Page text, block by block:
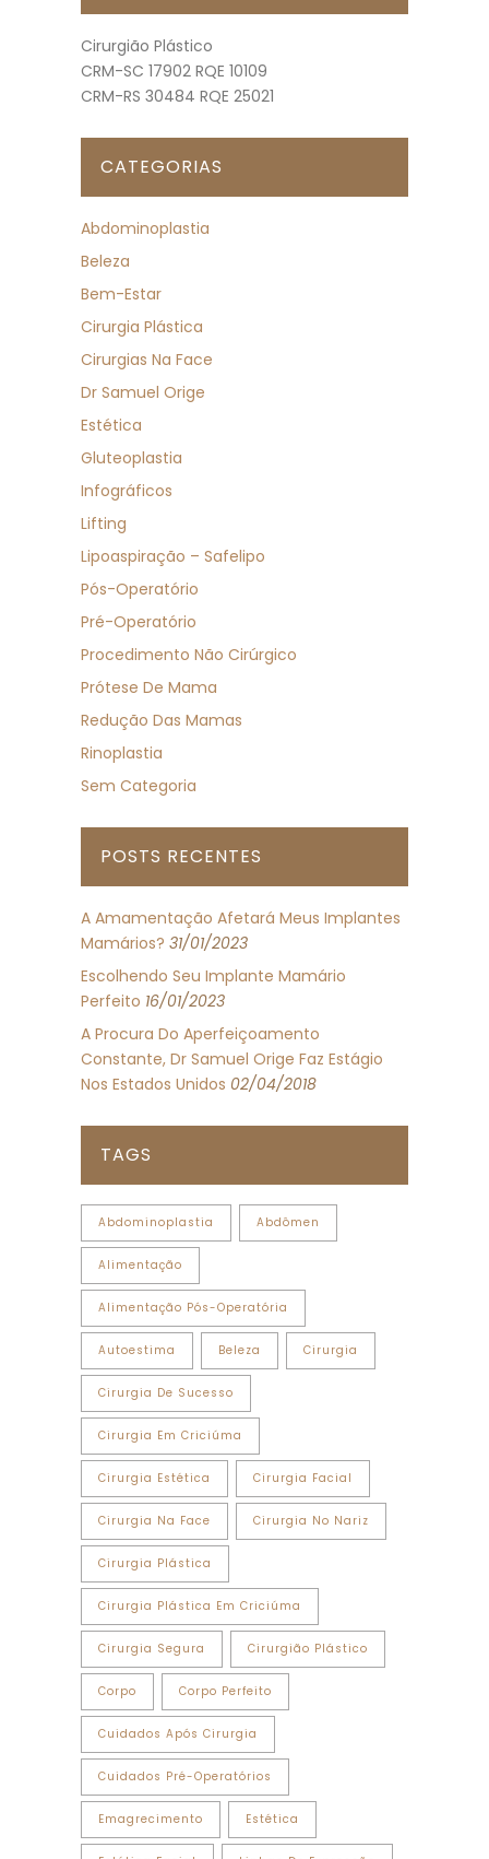
Cirurgião Plástico
CRM-SC 17902 RQE 10109
CRM-RS 30484 RQE 25021
CATEGORIAS
Abdominoplastia
Beleza
Bem-Estar
Cirurgia Plástica
Cirurgias Na Face
Dr Samuel Orige
Estética
Gluteoplastia
Infográficos
Lifting
Lipoaspiração – Safelipo
Pós-Operatório
Pré-Operatório
Procedimento Não Cirúrgico
Prótese De Mama
Redução Das Mamas
Rinoplastia
Sem Categoria
POSTS RECENTES
A Amamentação Afetará Meus Implantes
Mamários? 31/01/2023
Escolhendo Seu Implante Mamário
Perfeito 16/01/2023
A Procura Do Aperfeiçoamento
Constante, Dr Samuel Orige Faz Estágio
Nos Estados Unidos 02/04/2018
TAGS
Abdominoplastia Abdômen
Alimentação
Alimentação Pós-Operatória
Autoestima Beleza Cirurgia
Cirurgia De Sucesso
Cirurgia Em Criciúma
Cirurgia Estética Cirurgia Facial
Cirurgia Na Face Cirurgia No Nariz
Cirurgia Plástica
Cirurgia Plástica Em Criciúma
Cirurgia Segura Cirurgião Plástico
Corpo Corpo Perfeito
Cuidados Após Cirurgia
Cuidados Pré-Operatórios
Emagrecimento Estética